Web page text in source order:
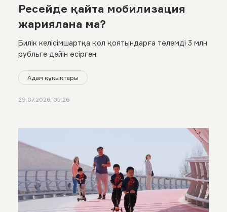
Ресейде қайта мобилизация
жариялана ма?
Билік келісімшартқа қол қоятындарға төлемді 3 млн
рубльге дейін өсірген.
Адам құқықтары
29.07.2026, 05:26